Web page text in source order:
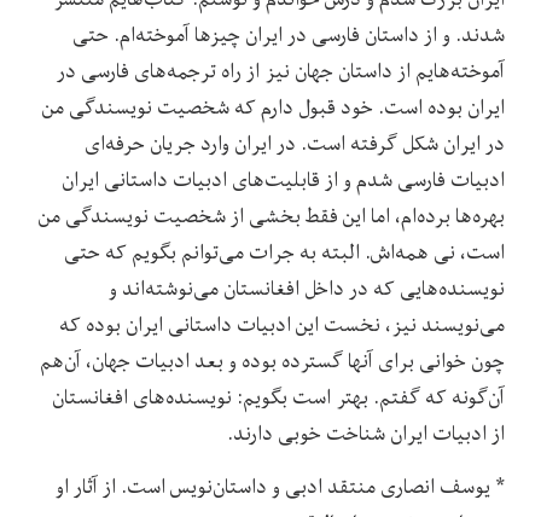
شدند. و از داستان ‌فارسی در ایران چیزها آموخته‌ام. حتی
آموخته‌‌هایم از داستان جهان نیز از راه ترجمه‌های فارسی در
ایران بوده است. خود قبول دارم که شخصیت نویسند‌گی من
در ایران شکل گرفته است. در ایران وارد جریان حرفه‌ای
ادبیات فارسی شدم‌ و از قابلیت‌های ادبیات داستانی ایران
بهره‌ها برده‌ام، اما این فقط بخشی از شخصیت نویسند‌گی من
است، نی همه‌‌اش. البته به جرات می‌توانم بگویم که حتی
نویسنده‌هایی که در داخل افغانستان می‌نوشته‌اند و
می‌نویسند‌ نیز، نخست این ادبیات داستانی ایران بوده که
چون خوانی برای آنها گسترده بوده و بعد ادبیات جهان، آن‌هم
آن‌گونه که گفتم. بهتر است بگویم: نویسنده‌‌های افغانستان
از ادبیات ایران شناخت خوبی دارند.
* یوسف انصاری منتقد ادبی و داستان‌نویس است. از آثار او